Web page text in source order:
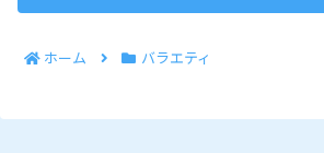
ホーム バラエティ